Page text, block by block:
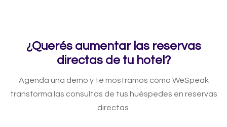
¿Querés aumentar las reservas
directas de tu hotel?
Agendá una demo y te mostramos cómo WeSpeak
transforma las consultas de tus huéspedes en reservas
directas.